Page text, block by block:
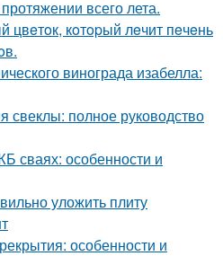
всего лета.
кoтopый лeчит пeчeнь
винограда изабелла:
полное руководство
сваях: особенности и
уложить плиту
особенности и